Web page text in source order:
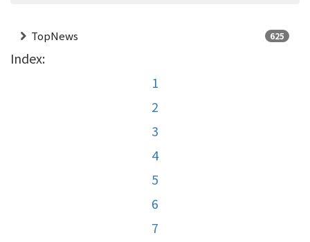
TopNews 625
Index:
1
2
3
4
5
6
7